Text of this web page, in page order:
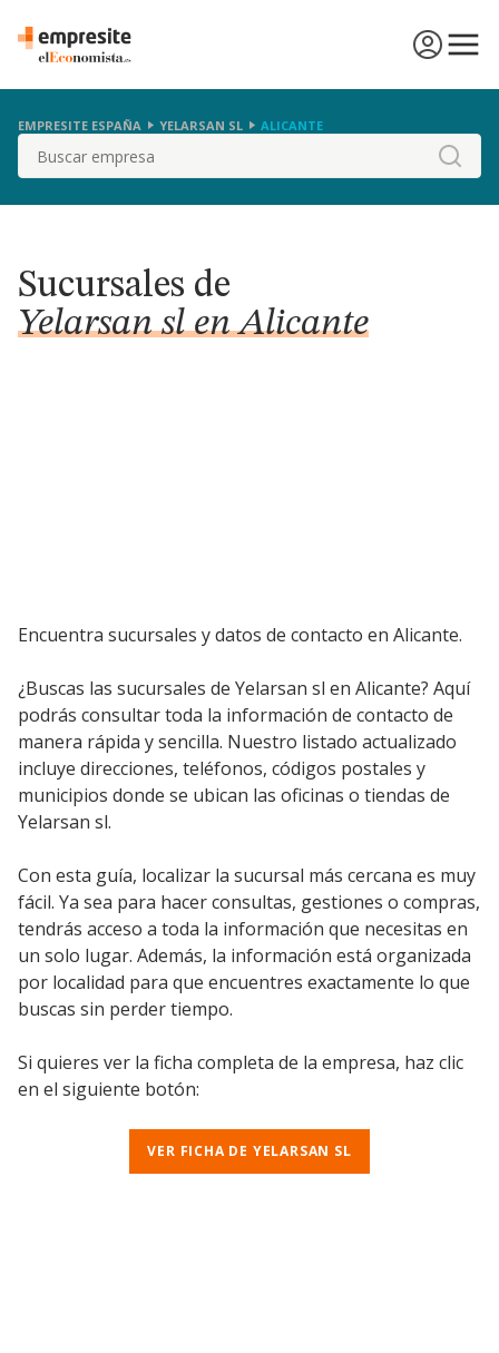
EMPRESITE ESPAÑA YELARSAN SL ALICANTE
Buscar
Sucursales de
Yelarsan sl en Alicante
Encuentra sucursales y datos de contacto en Alicante.
¿Buscas las sucursales de Yelarsan sl en Alicante? Aquí
podrás consultar toda la información de contacto de
manera rápida y sencilla. Nuestro listado actualizado
incluye direcciones, teléfonos, códigos postales y
municipios donde se ubican las oficinas o tiendas de
Yelarsan sl.
Con esta guía, localizar la sucursal más cercana es muy
fácil. Ya sea para hacer consultas, gestiones o compras,
tendrás acceso a toda la información que necesitas en
un solo lugar. Además, la información está organizada
por localidad para que encuentres exactamente lo que
buscas sin perder tiempo.
Si quieres ver la ficha completa de la empresa, haz clic
en el siguiente botón:
VER FICHA DE YELARSAN SL